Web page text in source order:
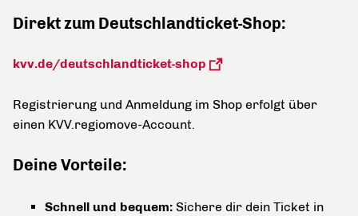
Direkt zum Deutschlandticket-Shop:
kvv.de/deutschlandticket-shop
Registrierung und Anmeldung im Shop erfolgt über
einen KVV.regiomove-Account.
Deine Vorteile:
Schnell und bequem: Sichere dir dein Ticket in